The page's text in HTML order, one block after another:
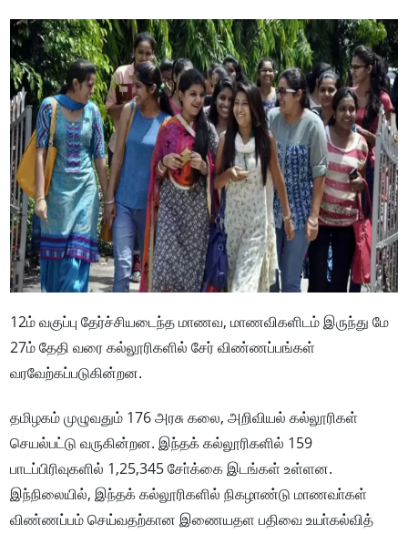
12ம் வகுப்பு தேர்ச்சியடைந்த மாணவ, மாணவிகளிடம் இருந்து மே
27ம் தேதி வரை கல்லூரிகளில் சேர் விண்ணப்பங்கள்
வரவேற்கப்படுகின்றன.
தமிழகம் முழுவதும் 176 அரசு கலை, அறிவியல் கல்லூரிகள்
செயல்பட்டு வருகின்றன. இந்தக் கல்லூரிகளில் 159
பாடப்பிரிவுகளில் 1,25,345 சோ்க்கை இடங்கள் உள்ளன.
இந்நிலையில், இந்தக் கல்லூரிகளில் நிகழாண்டு மாணவா்கள்
விண்ணப்பம் செய்வதற்கான இணையதள பதிவை உயா்கல்வித்